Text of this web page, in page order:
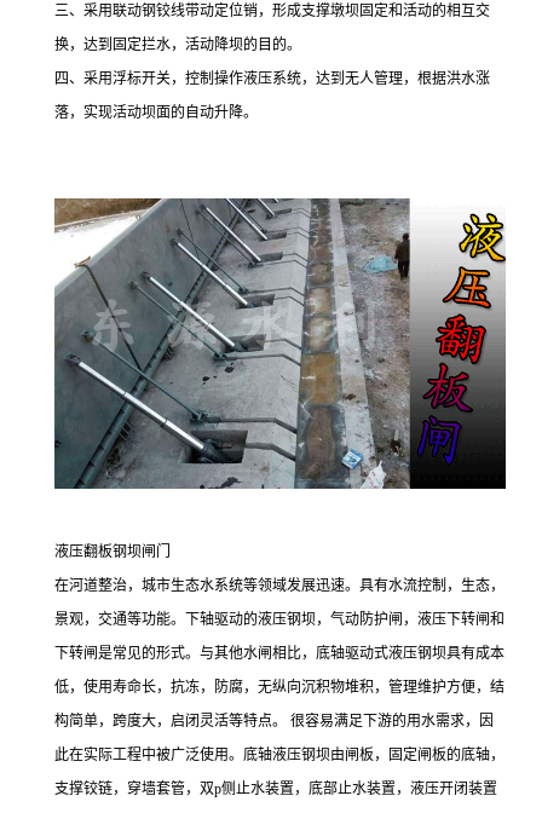
三、采用联动钢铰线带动定位销，形成支撑墩坝固定和活动的相互交
换，达到固定拦水，活动降坝的目的。
四、采用浮标开关，控制操作液压系统，达到无人管理，根据洪水涨
落，实现活动坝面的自动升降。
液压翻板钢坝闸门
在河道整治，城市生态水系统等领域发展迅速。具有水流控制，生态，
景观，交通等功能。下轴驱动的液压钢坝，气动防护闸，液压下转闸和
下转闸是常见的形式。与其他水闸相比，底轴驱动式液压钢坝具有成本
低，使用寿命长，抗冻，防腐，无纵向沉积物堆积，管理维护方便，结
构简单，跨度大，启闭灵活等特点。
很容易满足下游的用水需求，因
此在实际工程中被广泛使用。底轴液压钢坝由闸板，固定闸板的底轴，
支撑铰链，穿墙套管，双p侧止水装置，底部止水装置，液压开闭装置